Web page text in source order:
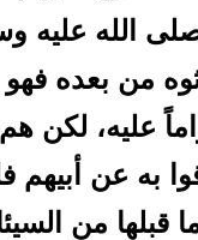
صلى الله عليه
من بعده
عليه، لكن
به عن أبيهم
قبلها من السيئات